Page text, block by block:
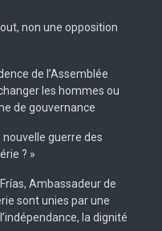
non une opposition
de l’Assemblée
les hommes ou
de gouvernance
nouvelle guerre des
? »
Ambassadeur de
sont unies par une
la dignité